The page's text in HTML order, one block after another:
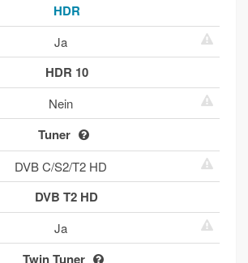
HDR
Ja
HDR 10
Nein
Tuner
DVB C/S2/T2 HD
DVB T2 HD
Ja
Twin Tuner